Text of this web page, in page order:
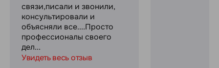
связи,писали и звонили,
консультировали и
объясняли все....Просто
профессионалы своего
дел...
Увидеть весь отзыв